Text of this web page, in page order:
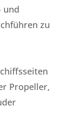
und
zu
Propeller,